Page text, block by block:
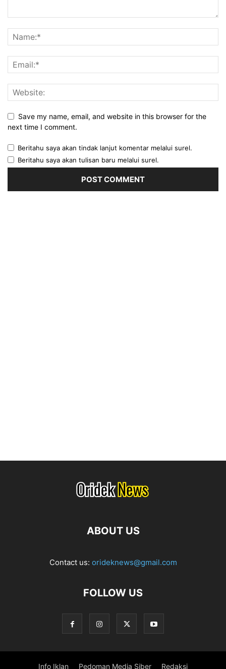
Save my name, email, and website in this browser for the
next time I comment.
Beritahu saya akan tindak lanjut komentar melalui surel.
Beritahu saya akan tulisan baru melalui surel.
ABOUT US
Contact us: orideknews@gmail.com
FOLLOW US
Info Iklan Pedoman Media Siber Redaksi